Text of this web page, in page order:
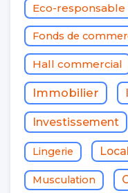
Eco-responsable
Fonds de
Hall commercial
Immobilier
Investissement
Lingerie Local
Musculation